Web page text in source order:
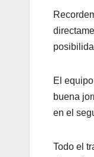
El
buena
en el
Todo el